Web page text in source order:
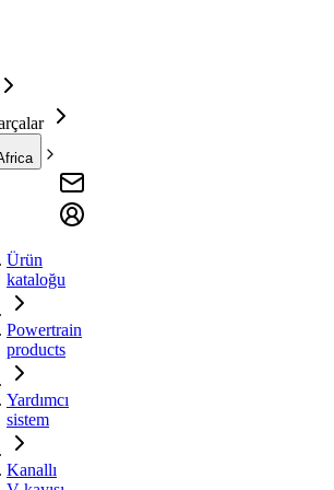
Ürün
kataloğu
Powertrain
products
Yardımcı
sistem
Kanallı